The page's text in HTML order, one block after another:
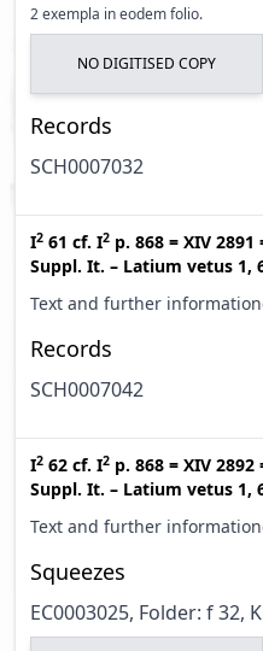
2 exempla in eodem folio.
NO DIGITISED COPY
Records
SCH0007032
I2 61 cf. I2 p. 868 = XIV 2891
Suppl. It. – Latium vetus 1,
Text and further
Records
SCH0007042
I2 62 cf. I2 p. 868 = XIV 2892
Suppl. It. – Latium vetus 1,
Text and further
Squeezes
EC0003025, Folder: f 32,